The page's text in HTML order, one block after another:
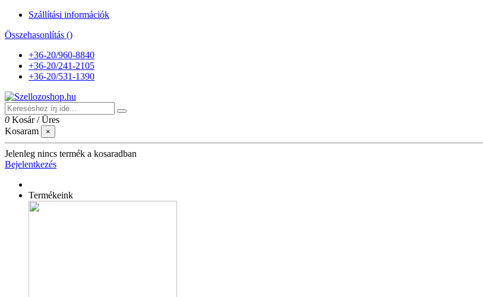
Szállítási információk
Összehasonlítás ()
+36-20/960-8840
+36-20/241-2105
+36-20/531-1390
0 Kosár /Üres
Kosaram
×
Jelenleg nincs termék a kosaradban
Bejelentkezés
Termékeink